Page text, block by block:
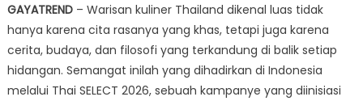
GAYATREND– Warisan kuliner Thailand dikenal luas tidak
hanya karena cita rasanya yang khas, tetapi juga karena
cerita, budaya, dan filosofi yang terkandung di balik setiap
hidangan. Semangat inilah yang dihadirkan di Indonesia
melalui Thai SELECT 2026, sebuah kampanye yang diinisiasi